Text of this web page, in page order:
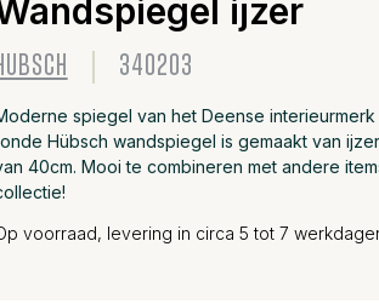
ijzer
340203
spiegel van het Deense
Hübsch wandspiegel is gemaakt van
40cm. Mooi te combineren met andere
voorraad, levering in circa 5 tot 7